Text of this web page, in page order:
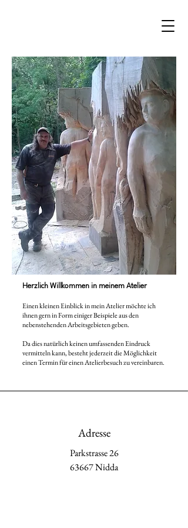
Herzlich Willkommen in meinem Atelier
Einen kleinen Einblick in mein Atelier möchte ich
ihnen gern in Form einiger Beispiele aus den
nebenstehenden Arbeitsgebieten geben.
Da dies natürlich keinen umfassenden Eindruck
vermitteln kann, besteht jederzeit die Möglichkeit
einen Termin für einen Atelierbesuch zu vereinbaren.
Adresse
Parkstrasse 26
63667 Nidda